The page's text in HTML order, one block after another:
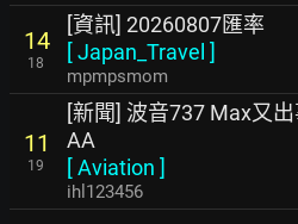
14
18
[資訊] 20260807匯率
[Japan_Travel ]
mpmpsmom
11
19
[新聞] 波音737 Max又
AA
[Aviation ]
ihl123456